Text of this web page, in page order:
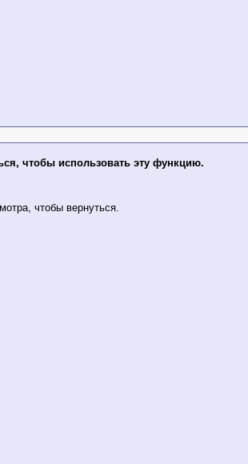
чтобы использовать эту функцию.
чтобы вернуться.